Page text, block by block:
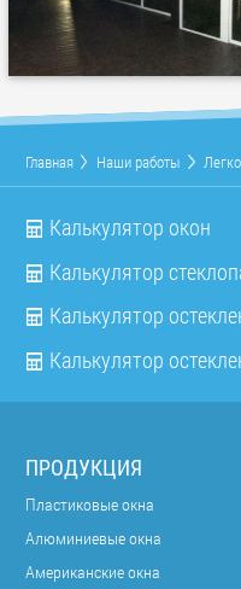
Главная Наши работы
Калькулятор окон
Калькулятор
Калькулятор
Калькулятор
ПРОДУКЦИЯ
Пластиковые окна
Алюминиевые окна
Американские окна